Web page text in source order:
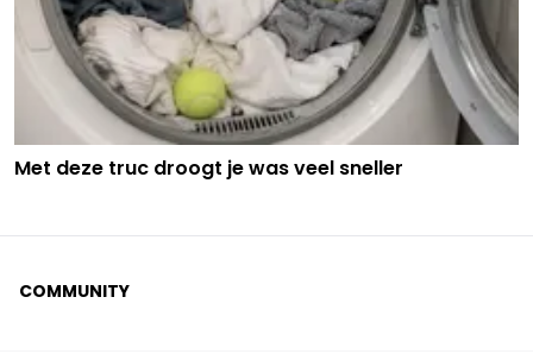
Met deze truc droogt je was veel sneller
COMMUNITY